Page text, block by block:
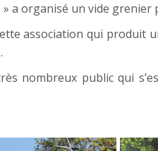
a organisé un vide grenier
association qui
nombreux public qui